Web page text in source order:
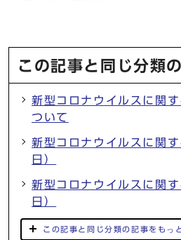
この記事と同じ分類
新型コロナウイルスに関
ついて
新型コロナウイルスに関
日）
新型コロナウイルスに関
日）
この記事と同じ分類の記事をもっ